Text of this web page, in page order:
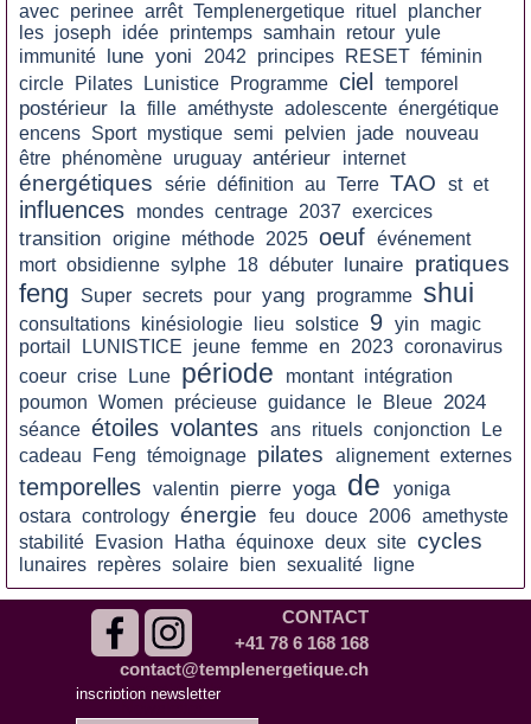
avec perinee arrêt Templenergetique rituel
plancher
les joseph idée printemps samhain retour yule
immunité lune yoni 2042 principes RESET féminin
circle
Pilates Lunistice Programme ciel temporel
postérieur la fille améthyste adolescente énergétique
encens Sport mystique semi pelvien jade
nouveau
être phénomène uruguay antérieur internet
énergétiques série définition au Terre TAO st et
influences mondes centrage 2037 exercices
transition origine méthode 2025 oeuf événement
mort obsidienne sylphe 18 débuter lunaire pratiques
feng Super secrets pour yang programme shui
consultations kinésiologie lieu solstice 9 yin
magic
portail
LUNISTICE jeune femme en 2023 coronavirus
coeur crise Lune période montant intégration
poumon Women précieuse guidance le Bleue 2024
séance étoiles volantes ans rituels conjonction
Le
cadeau
Feng témoignage pilates alignement externes
temporelles valentin pierre yoga de
yoniga
ostara contrology énergie feu douce 2006 amethyste
stabilité
Evasion Hatha équinoxe deux site cycles
lunaires repères solaire bien sexualité ligne
inscription à la
inscription newsletter
CONTACT
+41 78 6 168 168
contact@templenergetique.ch